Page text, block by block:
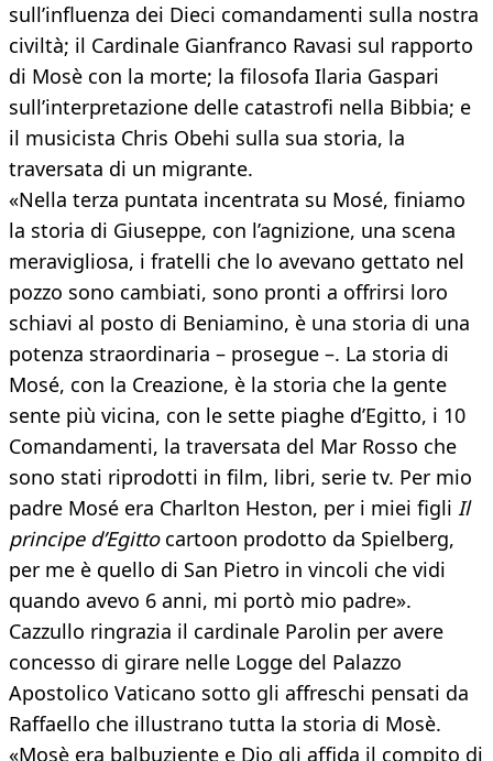
sull’influenza dei Dieci comandamenti sulla nostra
civiltà; il Cardinale Gianfranco Ravasi sul rapporto
di Mosè con la morte; la filosofa Ilaria Gaspari
sull’interpretazione delle catastrofi nella Bibbia; e
il musicista Chris Obehi sulla sua storia, la
traversata di un migrante.
«Nella terza puntata incentrata su Mosé, finiamo
la storia di Giuseppe, con l’agnizione, una scena
meravigliosa, i fratelli che lo avevano gettato nel
pozzo sono cambiati, sono pronti a offrirsi loro
schiavi al posto di Beniamino, è una storia di una
potenza straordinaria – prosegue –. La storia di
Mosé, con la Creazione, è la storia che la gente
sente più vicina, con le sette piaghe d’Egitto, i 10
Comandamenti, la traversata del Mar Rosso che
sono stati riprodotti in film, libri, serie tv. Per mio
padre Mosé era Charlton Heston, per i miei figli Il
principe d’Egittocartoon prodotto da Spielberg,
per me è quello di San Pietro in vincoli che vidi
quando avevo 6 anni, mi portò mio padre».
Cazzullo ringrazia il cardinale Parolin per avere
concesso di girare nelle Logge del Palazzo
Apostolico Vaticano sotto gli affreschi pensati da
Raffaello che illustrano tutta la storia di Mosè.
«Mosè era balbuziente e Dio gli affida il compito di